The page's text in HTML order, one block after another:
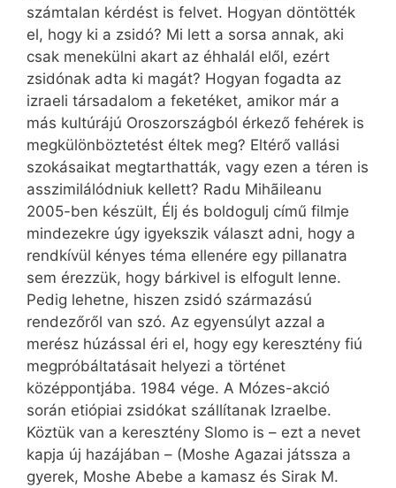
számtalan kérdést is felvet. Hogyan döntötték
el, hogy ki a zsidó? Mi lett a sorsa annak, aki
csak menekülni akart az éhhalál elől, ezért
zsidónak adta ki magát? Hogyan fogadta az
izraeli társadalom a feketéket, amikor már a
más kultúrájú Oroszországból érkező fehérek is
megkülönböztetést éltek meg? Eltérő vallási
szokásaikat megtarthatták, vagy ezen a téren is
asszimilálódniuk kellett? Radu Mihãileanu
2005-ben készült, Élj és boldogulj című filmje
mindezekre úgy igyekszik választ adni, hogy a
rendkívül kényes téma ellenére egy pillanatra
sem érezzük, hogy bárkivel is elfogult lenne.
Pedig lehetne, hiszen zsidó származású
rendezőről van szó. Az egyensúlyt azzal a
merész húzással éri el, hogy egy keresztény fiú
megpróbáltatásait helyezi a történet
középpontjába. 1984 vége. A Mózes-akció
során etiópiai zsidókat szállítanak Izraelbe.
Köztük van a keresztény Slomo is – ezt a nevet
kapja új hazájában – (Moshe Agazai játssza a
gyerek, Moshe Abebe a kamasz és Sirak M.